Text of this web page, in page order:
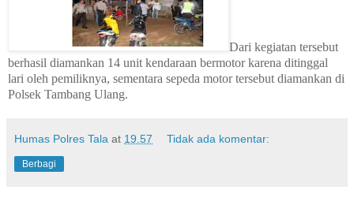
Dari kegiatan tersebut
berhasil diamankan 14 unit kendaraan bermotor karena ditinggal
lari oleh pemiliknya, sementara sepeda motor tersebut diamankan di
Polsek Tambang Ulang.
Humas Polres Tala at 19.57 Tidak ada komentar:
Berbagi